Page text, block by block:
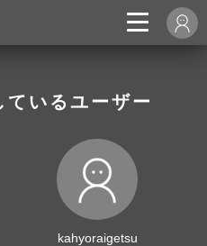
いるユーザー
kahyoraigetsu